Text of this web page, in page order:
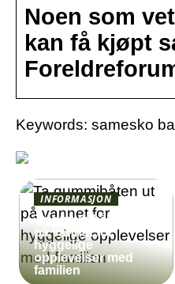
Noen som
kan få kjøpt
Keywords: samesko
INFORMASJON
Ta gummibåten ut
på vannet for
hyggelige
opplevelser med
familien